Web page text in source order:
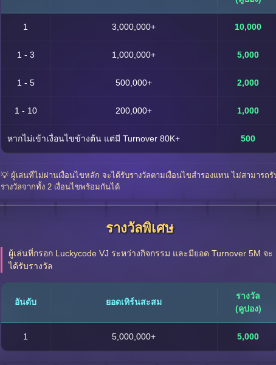
1 3,000,000+ 10,000
1 - 3 1,000,000+ 5,000
1 - 5 500,000+ 2,000
1 - 10 200,000+ 1,000
หากไม่เข้าเงื่อนไขข้างต้น แต่มี Turnover 80K+ 500
💡 ผู้เล่นที่ไม่ผ่านเงื่อนไขหลัก จะได้รับรางวัลตามเงื่อนไขสำรองแทน ไม่สามารถรั
รางวัลจากทั้ง 2 เงื่อนไขพร้อมกันได้
รางวัลพิเศษ
ผู้เล่นที่กรอก Luckycode VJ ระหว่างกิจกรรม และมียอด Turnover 5M จะ
ได้รับรางวัล
อันดับ ยอดเทิร์นสะสม
รางวัล
(คูปอง)
1 5,000,000+ 5,000